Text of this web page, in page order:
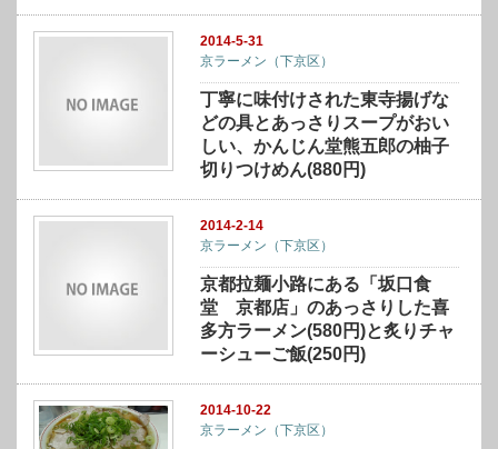
2014-5-31
京ラーメン（下京区）
丁寧に味付けされた東寺揚げな
どの具とあっさりスープがおい
しい、かんじん堂熊五郎の柚子
切りつけめん(880円)
2014-2-14
京ラーメン（下京区）
京都拉麺小路にある「坂口食
堂 京都店」のあっさりした喜
多方ラーメン(580円)と炙りチャ
ーシューご飯(250円)
2014-10-22
京ラーメン（下京区）